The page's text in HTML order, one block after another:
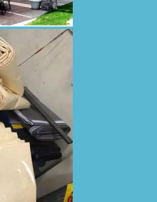
Ngoài Trời
mưa
trời
cuốn
xanh cam
màu
giá rẻ
hồ
đen HDPE
thấm HDPE
Ngoài Trời
cafe